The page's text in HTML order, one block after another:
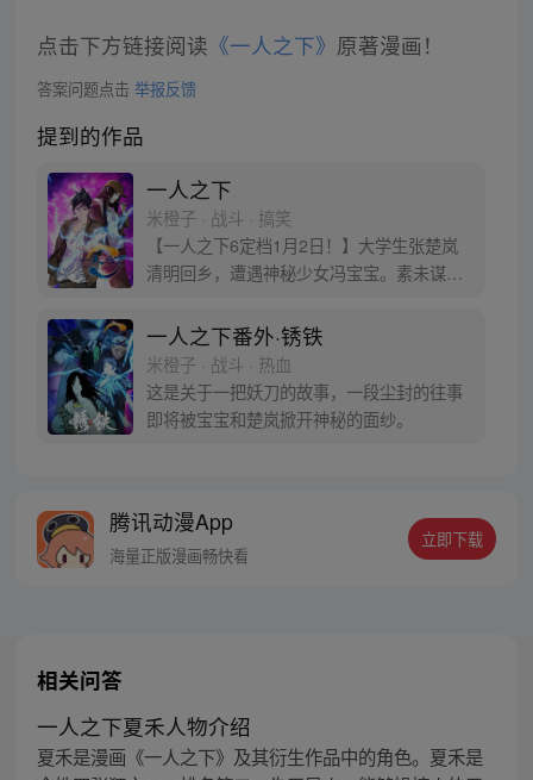
点击下方链接阅读 《一人之下》 原著漫画！
答案问题点击 举报反馈
提到的作品
一人之下
米橙子 · 战斗 · 搞笑
【一人之下6定档1月2日！】大学生张楚岚
清明回乡，遭遇神秘少女冯宝宝。素未谋面
自己打工的快递公司。为了帮冯宝宝寻找她
的身世，也为了查清自己与爷爷身上的秘
密，张楚岚的生活被彻底颠覆，与冯宝宝一
同踏上“异人”之旅。
一人之下番外·锈铁
米橙子 · 战斗 · 热血
这是关于一把妖刀的故事，一段尘封的往事
即将被宝宝和楚岚掀开神秘的面纱。
腾讯动漫App
海量正版漫画畅快看
立即下载
相关问答
一人之下夏禾人物介绍
夏禾是漫画《一人之下》及其衍生作品中的角色。夏禾是